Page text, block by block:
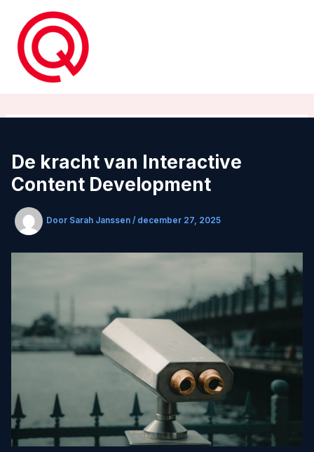
inhoud
De kracht van Interactive
Content Development
Door Sarah Janssen / december 27, 2025